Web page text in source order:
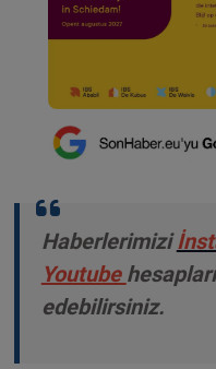
Haberlerimizi
Youtube
edebilirsiniz.